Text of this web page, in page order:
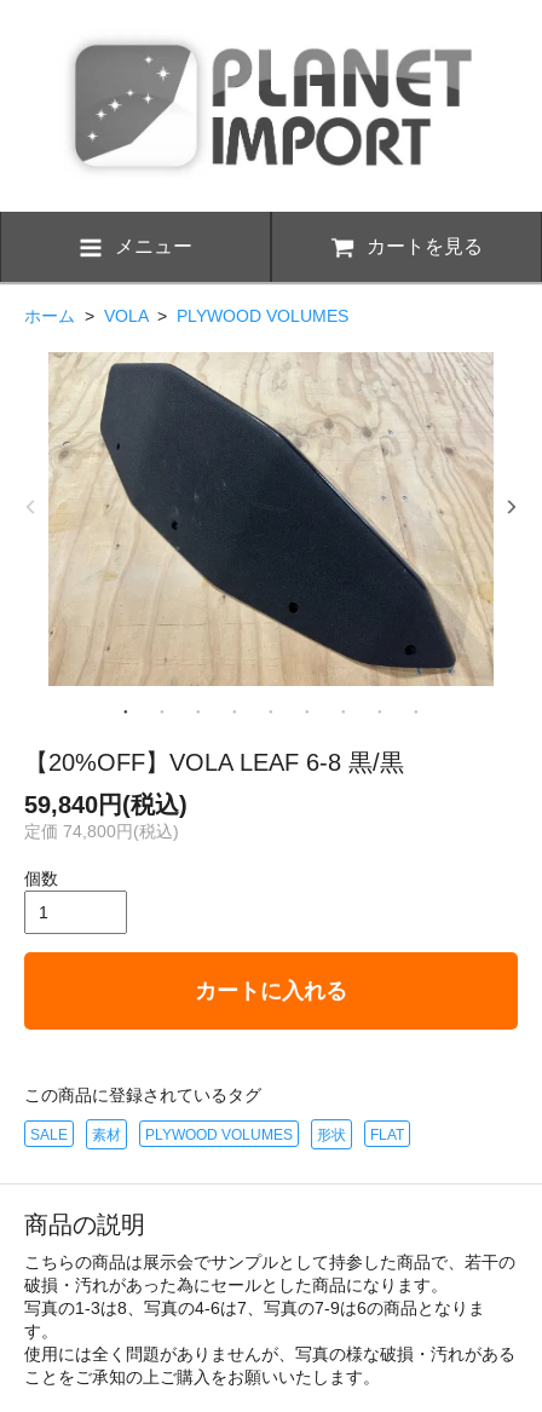
メニュー カートを見る
ホーム > VOLA> PLYWOOD VOLUMES
【20%OFF】VOLA LEAF 6-8 黒/黒
59,840円(税込)
定価 74,800円(税込)
個数
カートに入れる
この商品に登録されているタグ
SALE 素材 PLYWOOD VOLUMES 形状 FLAT
商品の説明
こちらの商品は展示会でサンプルとして持参した商品で、若干の
破損・汚れがあった為にセールとした商品になります。
写真の1-3は8、写真の4-6は7、写真の7-9は6の商品となりま
す。
使用には全く問題がありませんが、写真の様な破損・汚れがある
ことをご承知の上ご購入をお願いいたします。